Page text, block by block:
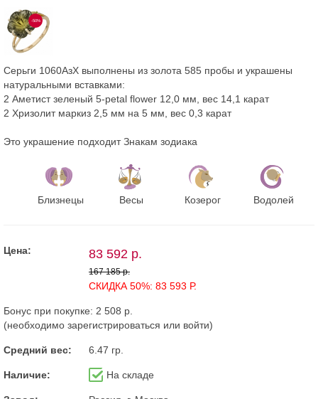
-50%
Серьги 1060АзХ выполнены из золота 585 пробы и украшены
натуральными вставками:
2 Аметист зеленый 5-petal flower 12,0 мм, вес 14,1 карат
2 Хризолит маркиз 2,5 мм на 5 мм, вес 0,3 карат
Это украшение подходит Знакам зодиака
Близнецы Весы Козерог Водолей
Цена: 83 592 р.
167 185 р.
СКИДКА 50%: 83 593 Р.
Бонус при покупке: 2 508 р.
(необходимо зарегистрироваться или войти)
Средний вес: 6.47 гр.
Наличие: На складе